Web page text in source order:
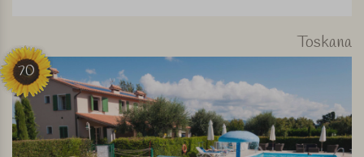
Toskana
70